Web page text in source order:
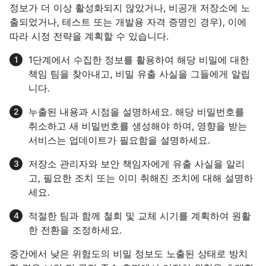
정보가 더 이상 활성화되지 않았거나, 비공개 저장소에 노
출되었거나, 테스트 또는 개발용 자격 증명인 경우), 이에
따라 시정 전략을 계획할 수 있습니다.
1단계에서 수집한 정보를 활용하여 해당 비밀에 대한
책임 팀을 찾아내고, 비밀 유출 사실을 그들에게 알립
니다.
누출된 내용과 시점을 설명하세요. 해당 비밀번호를
취소하고 새 비밀번호를 생성해야 하며, 영향을 받는
서비스는 업데이트가 필요함을 설명하세요.
저장소 관리자와 보안 책임자에게 유출 사실을 알리
고, 필요한 조치 또는 이미 취해진 조치에 대해 설명하
세요.
적절한 팀과 함께 철회 및 교체 시기를 계획하여 원활
한 전환을 조정하세요.
중간에서 낮은 위험도의 비밀 정보도 노출된 상태로 방치